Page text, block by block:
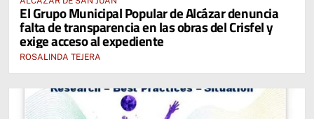
El Grupo Municipal Popular de Alcázar denuncia
falta de transparencia en las obras del Crisfel y
exige acceso al expediente
ROSALINDA TEJERA